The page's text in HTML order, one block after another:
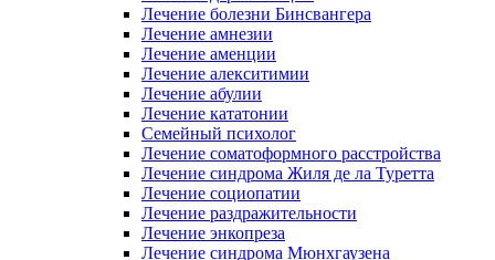
Лечение болезни Бинсвангера
Лечение амнезии
Лечение аменции
Лечение алекситимии
Лечение абулии
Лечение кататонии
Семейный психолог
Лечение соматоформного расстройства
Лечение синдрома Жиля де ла Туретта
Лечение социопатии
Лечение раздражительности
Лечение энкопреза
Лечение синдрома Мюнхгаузена